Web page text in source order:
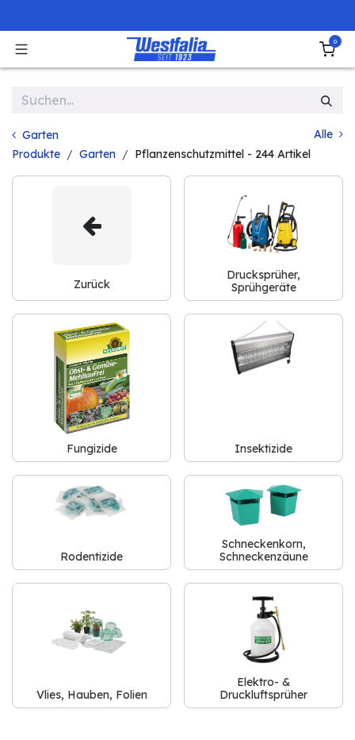
0
Garten
Alle
Produkte
Garten Pflanzenschutzmittel - 244 Artikel
Zurück
Drucksprüher,
Sprühgeräte
Fungizide Insektizide
Rodentizide
Schneckenkorn,
Schneckenzäune
Vlies, Hauben, Folien
Elektro- &
Druckluftsprüher